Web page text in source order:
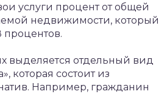
услуги процент от общей
недвижимости, который
процентов.
выделяется отдельный вид
которая состоит из
Например, гражданин